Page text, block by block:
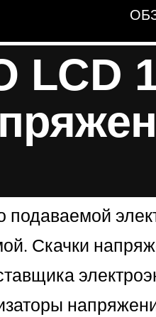
LCD
подаваемой
Скачки